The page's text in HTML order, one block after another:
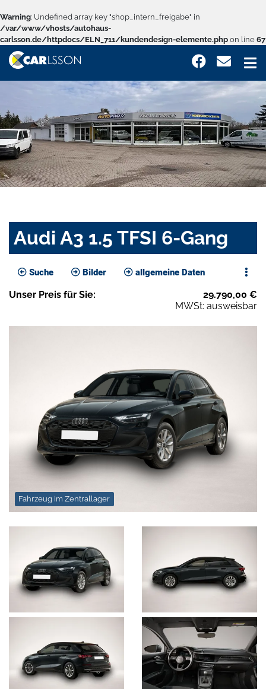
Warning: Undefined array key "shop_intern_freigabe" in
/var/www/vhosts/autohaus-
carlsson.de/httpdocs/ELN_711/kundendesign-elemente.php on line 67
Audi A3 1.5 TFSI 6-Gang
Suche Bilder allgemeine Daten
Unser Preis für Sie: 29.790,00 €
MWSt: ausweisbar
Fahrzeug im Zentrallager